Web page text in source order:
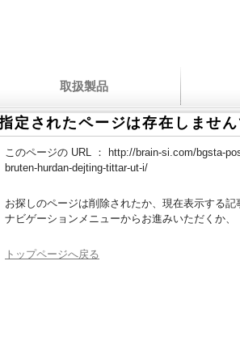
取扱製品
定されたページは存在しません
このページの URL ：
http://brain-si.com/bgsta-
bruten-hurdan-dejting-tittar-ut-i/
お探しのページは削除されたか、現在表示する記
ナビゲーションメニューからお進みいただくか
トップページへ戻る